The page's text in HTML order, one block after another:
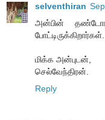
selventhiran
அன்பின்
போட்டிருக்கிறார்கள்.
மிக்க அன்புடன்,
செல்வேந்திரன்.
Reply